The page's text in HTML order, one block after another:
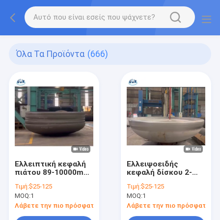
Όλα Τα Προϊόντα (666)
Ελλειπτική κεφαλή
πιάτου 89-10000mm
Χάλυβα ανοξείδωτο
Τιμή:$25-125
MOQ:1
Λάβετε την πιο πρόσφατη τιμή
Ελλειψοειδής
κεφαλή δίσκου 2-
Δοχεία Πίεσης
Τιμή:$25-125
MOQ:1
Λάβετε την πιο πρόσφατη